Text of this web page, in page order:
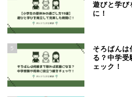
遊びと学び
に！
5
そろばんは
る？中学受
ェック！